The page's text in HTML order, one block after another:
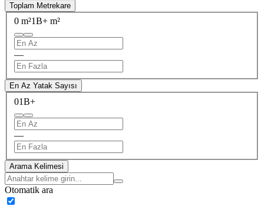
Toplam Metrekare
0 m²1B+ m²
—
En Az Yatak Sayısı
01B+
—
Arama Kelimesi
Otomatik ara